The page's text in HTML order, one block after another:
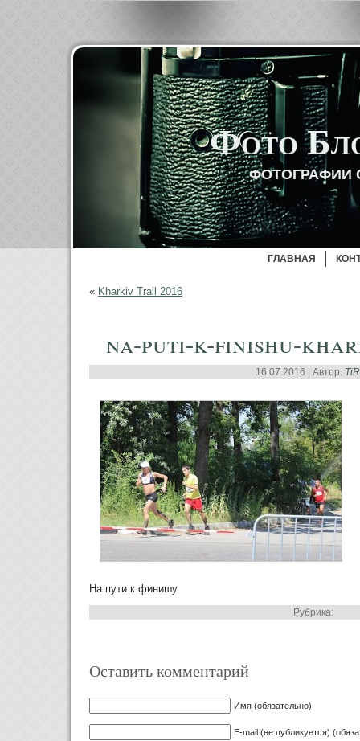
Фото
ФОТОГРАФИИ
ГЛАВНАЯ
« Kharkiv Trail 2016
na-puti-k-finishu-
16.07.2016 | Автор:
На пути к финишу
Рубрика:
Оставить комментарий
Имя (обязательно)
E-mail (не публикуется)